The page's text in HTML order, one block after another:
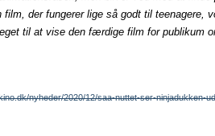
der fungerer lige så godt til
til at vise den færdige film for publikum
nyheder/2020/12/saa-nuttet-ser-ninjadukken-